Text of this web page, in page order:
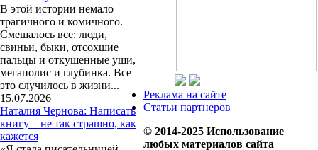
В этой истории немало
трагичного и комичного.
Смешалось все: люди,
свиньи, быки, отсохшие
пальцы и откушенные уши,
мегаполис и глубинка. Все
это случилось в жизни...
15.07.2026
Наталия Чернова: Написать
книгу – не так страшно, как
кажется
Реклама на сайте
Статьи партнеров
© 2014-2025 Использование
любых материалов сайта